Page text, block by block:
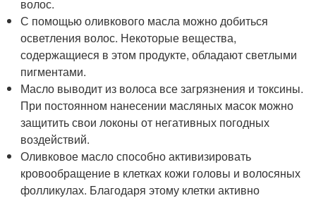
волос.
С помощью оливкового масла можно добиться
осветления волос. Некоторые вещества,
содержащиеся в этом продукте, обладают светлыми
пигментами.
Масло выводит из волоса все загрязнения и токсины.
При постоянном нанесении масляных масок можно
защитить свои локоны от негативных погодных
воздействий.
Оливковое масло способно активизировать
кровообращение в клетках кожи головы и волосяных
фолликулах. Благодаря этому клетки активно